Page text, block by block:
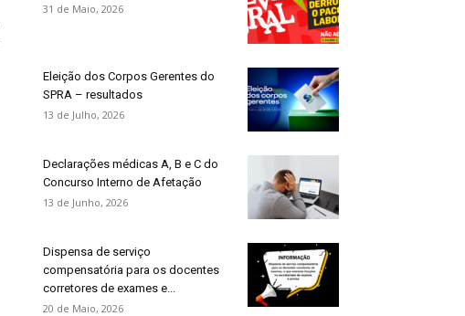
31 de Maio, 2026
Eleição dos Corpos Gerentes do
SPRA – resultados
13 de Julho, 2026
Declarações médicas A, B e C do
Concurso Interno de Afetação
13 de Junho, 2026
Dispensa de serviço
compensatória para os docentes
corretores de exames e...
20 de Maio, 2026